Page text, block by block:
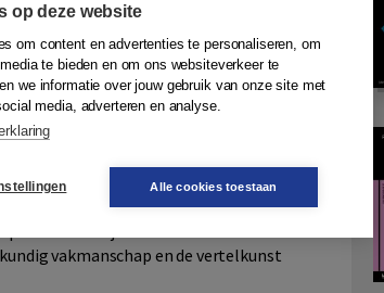
en algemeen bekend. Het zijn
vragen, alleen vaak op een eerder
gaan stellen, zijn de leiders vaak
het antwoord is inmiddels zo
vragen stellen.
dan het stellen van de
Dat is in eerste instantie een
leer je een veranderverhaal
vakmanschap en de vertelkunst
op deze website
om content en advertenties te personaliseren, om
te bieden en om ons websiteverkeer te
we informatie over jouw gebruik van onze site met
media, adverteren en analyse.
Alle cookies toestaan